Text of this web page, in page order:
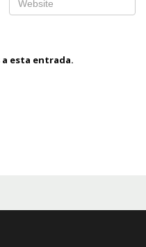
esta entrada.